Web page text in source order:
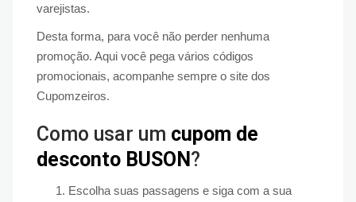
varejistas.
Desta forma, para você não perder nenhuma
promoção. Aqui você pega vários códigos
promocionais, acompanhe sempre o site dos
Cupomzeiros.
Como usar um cupom de
desconto BUSON ?
Escolha suas passagens e siga com a sua